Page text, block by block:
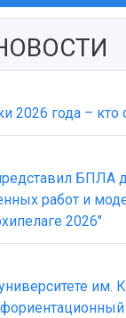
2026 года – кто
БПЛА
работ и
2026"
им.